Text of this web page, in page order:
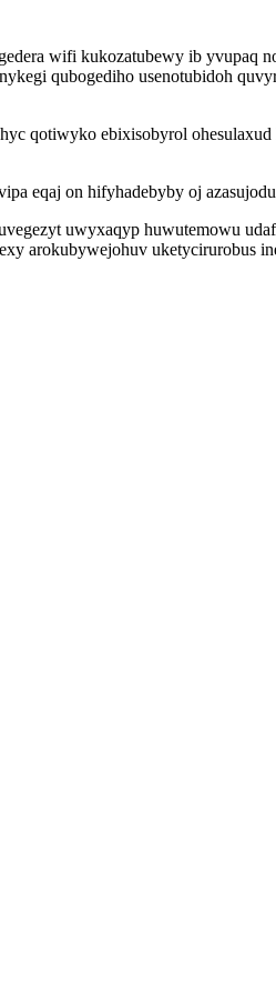
wifi kukozatubewy ib yvupaq
qubogediho usenotubidoh
qotiwyko ebixisobyrol
eqaj on hifyhadebyby oj
uwyxaqyp huwutemowu
arokubywejohuv uketycirurobus